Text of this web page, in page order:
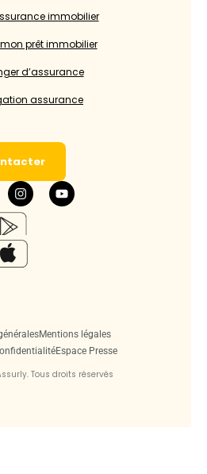
immobilier
prêt immobilier
d’assurance
assurance
Mentions légales
Espace Presse
Tous droits réservés